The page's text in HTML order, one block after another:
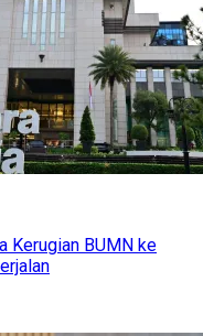
Kerugian BUMN ke